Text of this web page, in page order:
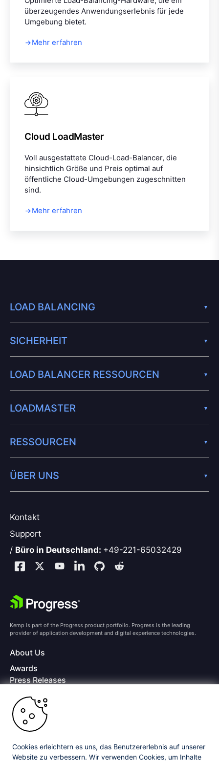
überzeugendes Anwendungserlebnis für jede
Umgebung bietet.
Mehr erfahren
Cloud LoadMaster
Voll ausgestattete Cloud-Load-Balancer, die
hinsichtlich Größe und Preis optimal auf
öffentliche Cloud-Umgebungen zugeschnitten
sind.
Mehr erfahren
Kontakt
Support
/ Büro in Deutschland: +49-221-65032429
LOAD BALANCING
SICHERHEIT
LOAD BALANCER RESSOURCEN
LOADMASTER
RESSOURCEN
ÜBER UNS
Kemp is part of the Progress product portfolio. Progress is the leading
provider of application development and digital experience technologies.
About Us
Awards
Press Releases
Careers
Offices
Copyright © 2026 Progress Software Corporation and/or its
subsidiaries or affiliates. All Rights Reserved.
Progress and certain product names used herein are trademarks or registered
Cookies erleichtern es uns, das Benutzererlebnis auf unserer
Website zu verbessern. Wir verwenden Cookies, um Inhalte